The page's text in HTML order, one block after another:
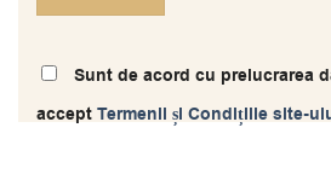
Sunt de acord cu prelucrarea
acceptTermenii și Condițiile site-